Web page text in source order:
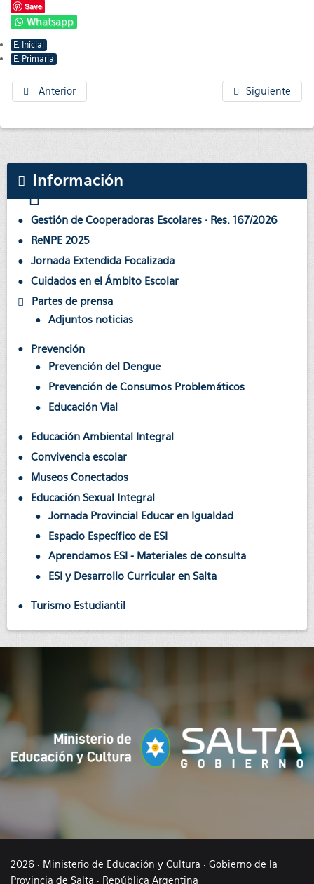
Save
Whatsapp
E. Inicial
E. Primaria
Anterior Siguiente
Información
Gestión de Cooperadoras Escolares · Res. 167/2026
ReNPE 2025
Jornada Extendida Focalizada
Cuidados en el Ámbito Escolar
Partes de prensa
Adjuntos noticias
Prevención
Prevención del Dengue
Prevención de Consumos Problemáticos
Educación Vial
Educación Ambiental Integral
Convivencia escolar
Museos Conectados
Educación Sexual Integral
Jornada Provincial Educar en Igualdad
Espacio Específico de ESI
Aprendamos ESI - Materiales de consulta
ESI y Desarrollo Curricular en Salta
Turismo Estudiantil
2026 · Ministerio de Educación y Cultura · Gobierno de la
Provincia de Salta · República Argentina